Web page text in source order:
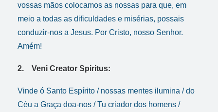
vossas mãos colocamos as nossas para que, em
meio a todas as dificuldades e misérias, possais
conduzir-nos a Jesus. Por Cristo, nosso Senhor.
Amém!
2. Veni Creator Spiritus:
Vinde ó Santo Espírito / nossas mentes ilumina / do
Céu a Graça doa-nos / Tu criador dos homens /